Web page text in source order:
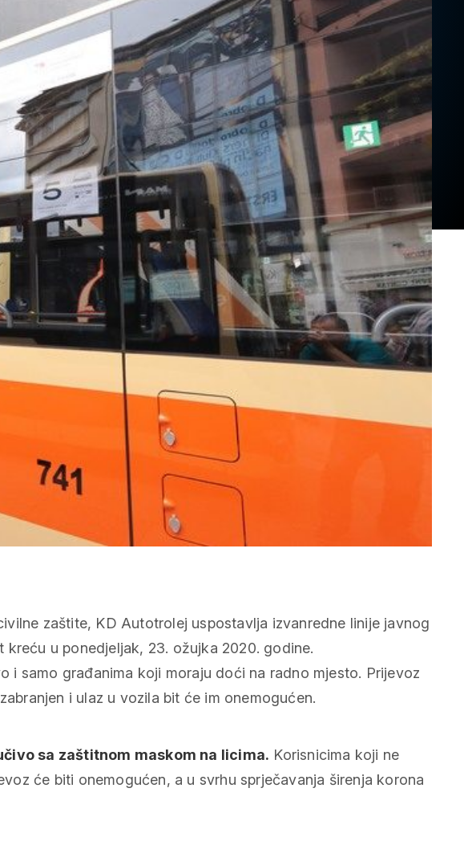
zaštite, KD Autotrolej uspostavlja izvanredne linije javnog
u ponedjeljak, 23. ožujka 2020. godine.
i samo građanima koji moraju doći na radno mjesto. Prijevoz
i ulaz u vozila bit će im onemogućen.
sa zaštitnom maskom na licima. Korisnicima koji ne
će biti onemogućen, a u svrhu sprječavanja širenja korona